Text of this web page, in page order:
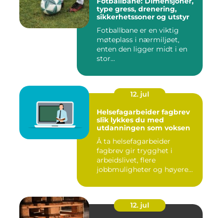
type gress, drenering,
sikkerhetssoner og utstyr
Fotballbane er en viktig
møteplass i nærmiljøet,
enten den ligger midt i en
stor...
12. jul
Helsefagarbeider fagbrev
slik lykkes du med
utdanningen som voksen
Å ta helsefagarbeider
fagbrev gir trygghet i
arbeidslivet, flere
jobbmuligheter og høyere
12. jul